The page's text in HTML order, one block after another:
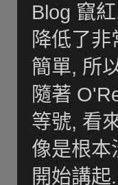
Blog 竄
降低了
簡單, 所
隨著
等號, 看
像是根本
開始講起.